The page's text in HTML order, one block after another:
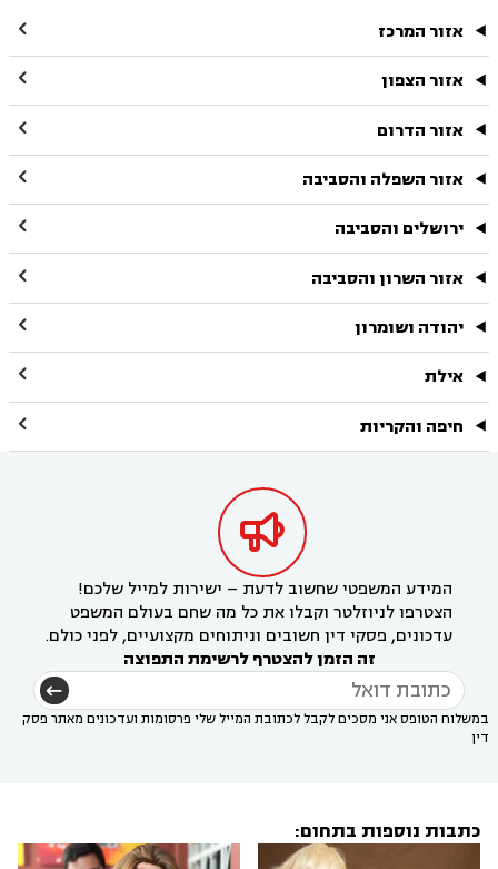
אזור המרכז 
אזור הצפון 
אזור הדרום 
אזור השפלה והסביבה 
ירושלים והסביבה 
אזור השרון והסביבה 
יהודה ושומרון 
אילת 
חיפה והקריות 

המידע המשפטי שחשוב לדעת – ישירות למייל שלכם!
הצטרפו לניוזלטר וקבלו את כל מה שחם בעולם המשפט
עדכונים, פסקי דין חשובים וניתוחים מקצועיים, לפני כולם.
זה הזמן להצטרף לרשימת התפוצה
במשלוח הטופס אני מסכים לקבל לכתובת המייל שלי פרסומות ועדכונים מאתר פסק
דין
כתבות נוספות בתחום: